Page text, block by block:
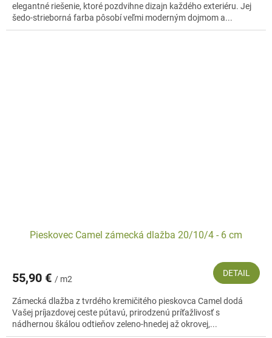
elegantné riešenie, ktoré pozdvihne dizajn každého exteriéru. Jej
šedo-strieborná farba pôsobí veľmi moderným dojmom a...
Pieskovec Camel zámecká dlažba 20/10/4 - 6 cm
55,90 € / m2
DETAIL
Zámecká dlažba z tvrdého kremičitého pieskovca Camel dodá
Vašej príjazdovej ceste pútavú, prirodzenú príťažlivosť s
nádhernou škálou odtieňov zeleno-hnedej až okrovej,...